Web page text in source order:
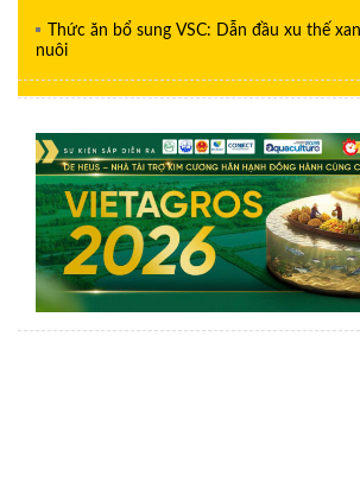
Thức ăn bổ sung VSC: Dẫn đầu xu thế
nuôi